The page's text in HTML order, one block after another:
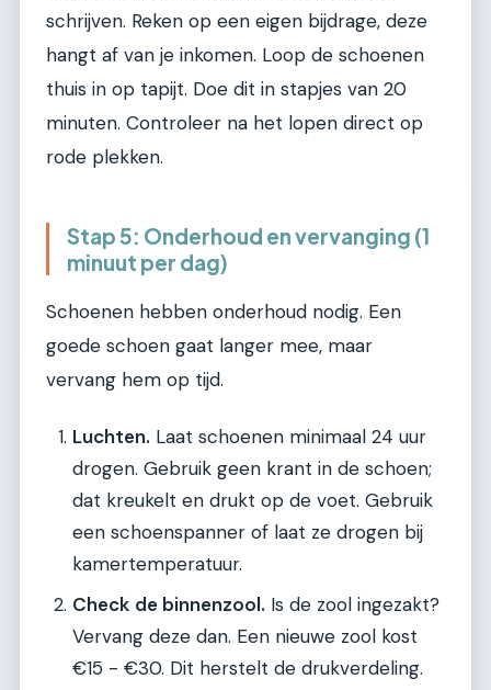
schrijven. Reken op een eigen bijdrage, deze
hangt af van je inkomen. Loop de schoenen
thuis in op tapijt. Doe dit in stapjes van 20
minuten. Controleer na het lopen direct op
rode plekken.
Stap 5: Onderhoud en vervanging (1
minuut per dag)
Schoenen hebben onderhoud nodig. Een
goede schoen gaat langer mee, maar
vervang hem op tijd.
Luchten. Laat schoenen minimaal 24 uur
drogen. Gebruik geen krant in de schoen;
dat kreukelt en drukt op de voet. Gebruik
een schoenspanner of laat ze drogen bij
kamertemperatuur.
Check de binnenzool. Is de zool ingezakt?
Vervang deze dan. Een nieuwe zool kost
€15 - €30. Dit herstelt de drukverdeling.